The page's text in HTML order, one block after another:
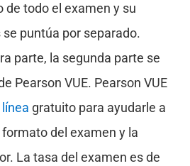
de todo el examen y su
puntúa por separado.
parte, la segunda parte se
Pearson VUE. Pearson VUE
gratuito para ayudarle a
del examen y la
La tasa del examen es de